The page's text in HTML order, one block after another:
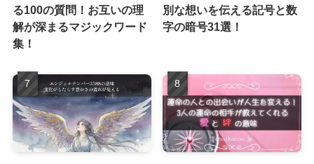
る100の質問！お互いの理
解が深まるマジックワード
集！
別な想いを伝える記号と数
字の暗号31選！